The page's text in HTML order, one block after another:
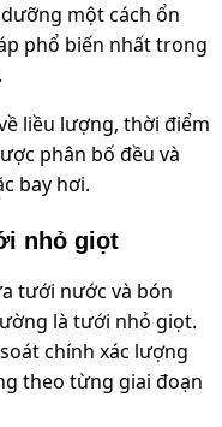
một cách ổn
phổ biến nhất trong
liều lượng, thời điểm
phân bố đều và
bay hơi.
nhỏ giọt
tưới nước và bón
là tưới nhỏ giọt.
chính xác lượng
theo từng giai đoạn